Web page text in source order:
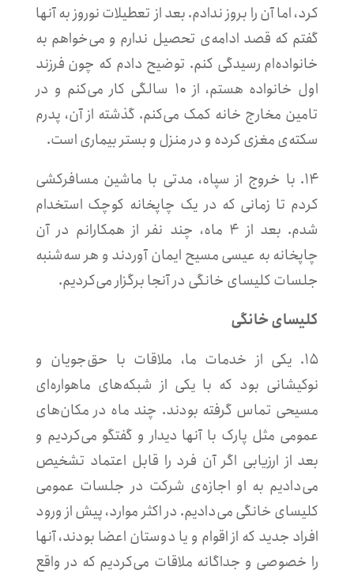
کرد، اما آن را بروز ندادم. بعد از تعطیلات نوروز به آنها
گفتم که قصد ادامه‌ی تحصیل ندارم و می‌خواهم به
خانواده‌ام رسیدگی کنم. توضیح دادم که چون فرزند
اول خانواده هستم، از ۱۰ سالگی کار می‌کنم و در
تامین مخارج خانه کمک می‌کنم. گذشته از آن، پدرم
سکته‌ی مغزی کرده‌ و در منزل و بستر بیماری است.
۱۴. با خروج از سپاه، مدتی با ماشین مسافرکشی
کردم تا زمانی که در یک چاپخانه کوچک استخدام
شدم. بعد از ۴ ماه، چند نفر از همکارانم در آن
چاپخانه به عیسی مسیح ایمان آوردند و هر سه‌شنبه
جلسات کلیسای خانگی در آنجا برگزار می‌کردیم.
کلیسای خانگی
۱۵. یکی از خدمات ما، ملاقات با حق‌جویان و
نوکیشانی بود که با یکی از شبکه‌های ماهواره‌ای
مسیحی تماس گرفته بودند. چند ماه در مکان‌های
عمومی مثل پارک با آنها دیدار و گفتگو می‌کردیم و
بعد از ارزیابی اگر آن فرد را قابل اعتماد تشخیص
می‌دادیم به او اجازه‌ی شرکت در جلسات عمومی
کلیسای خانگی می‌دادیم. در اکثر موارد، پیش از ورود
افراد جدید که از اقوام و یا دوستان اعضا بودند، آنها
را خصوصی و جداگانه ملاقات می‌کردیم که در واقع